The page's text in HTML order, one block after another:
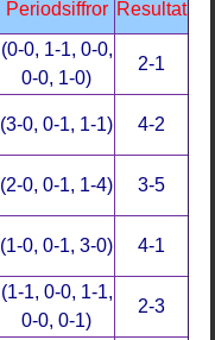
Periodsiffror Resultat
(0-0, 1-1, 0-0,
0-0, 1-0)
2-1
(3-0, 0-1, 1-1) 4-2
(2-0, 0-1, 1-4) 3-5
(1-0, 0-1, 3-0) 4-1
(1-1, 0-0, 1-1,
0-0, 0-1)
2-3